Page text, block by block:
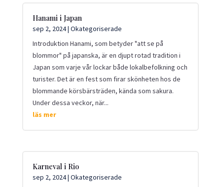
Hanami i Japan
sep 2, 2024| Okategoriserade
Introduktion Hanami, som betyder "att se på
blommor" på japanska, är en djupt rotad tradition i
Japan som varje vår lockar både lokalbefolkning och
turister. Det är en fest som firar skönheten hos de
blommande körsbärsträden, kända som sakura.
Under dessa veckor, när...
läs mer
Karneval i Rio
sep 2, 2024| Okategoriserade